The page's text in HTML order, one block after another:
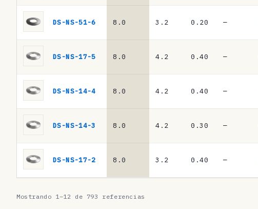
m
u
e
p
l
DS-NS-51-6 8.0 3.2 0.20 —
DS-NS-17-5 8.0 4.2 0.40 —
DS-NS-14-4 8.0 4.2 0.40 —
DS-NS-14-3 8.0 4.2 0.30 —
DS-NS-17-2 8.0 3.2 0.40 —
Mostrando 1–12 de 793 referencias